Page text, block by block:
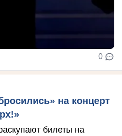
0
на концерт
билеты на